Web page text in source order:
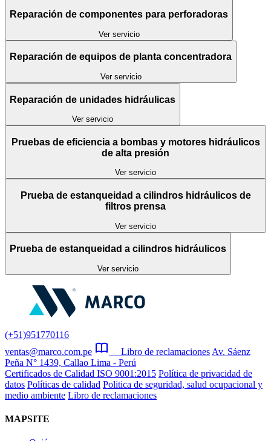
Reparación de componentes para perforadoras
Ver servicio
Reparación de equipos de planta concentradora
Ver servicio
Reparación de unidades hidráulicas
Ver servicio
Pruebas de eficiencia a bombas y motores hidráulicos
de alta presión
Ver servicio
Prueba de estanqueidad a cilindros hidráulicos de
filtros prensa
Ver servicio
Prueba de estanqueidad a cilindros hidráulicos
Ver servicio
(+51)951770116
ventas@marco.com.pe
Libro de reclamaciones Av. Sáenz
Peña N° 1439, Callao Lima - Perú
Certificados de Calidad ISO 9001:2015 Política de privacidad de
datos Políticas de calidad Politica de seguridad, salud ocupacional y
medio ambiente Libro de reclamaciones
MAPSITE